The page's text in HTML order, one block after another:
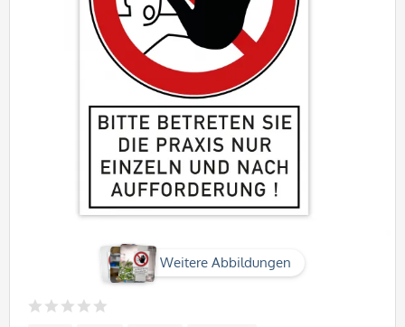
Weitere Abbildungen